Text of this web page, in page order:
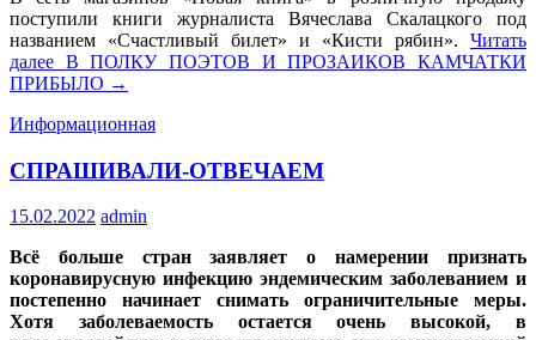
поступили книги журналиста Вячеслава Скалацкого под
названием «Счастливый билет» и «Кисти рябин». Читать
далее В ПОЛКУ ПОЭТОВ И ПРОЗАИКОВ КАМЧАТКИ
ПРИБЫЛО →
Информационная
СПРАШИВАЛИ-ОТВЕЧАЕМ
15.02.2022 admin
Всё больше стран заявляет о намерении признать
коронавирусную инфекцию эндемическим заболеванием и
постепенно начинает снимать ограничительные меры.
Хотя заболеваемость остается очень высокой, в